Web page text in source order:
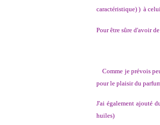
caractéristique) ) à
Pour être sûre d'avoir
Comme je prévois
pour le plaisir du
J'ai également ajouté
huiles)